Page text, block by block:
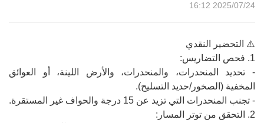
2025/07/24 16:12
⚠️ التحضير النقدي
1. فحص التضاريس:
- تحديد المنحدرات، والمنحدرات، والأرض اللينة، أو العوائق
المخفية (الصخور/حديد التسليح).
- تجنب المنحدرات التي تزيد عن 15 درجة والحواف غير المستقرة.
2. التحقق من توتر المسار: